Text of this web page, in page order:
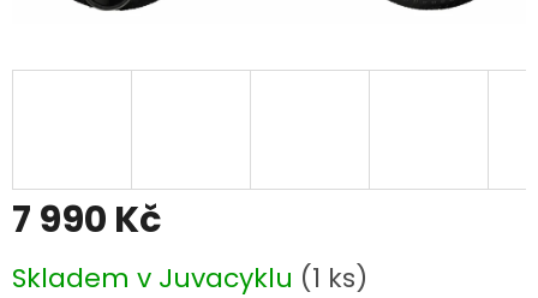
7 990 Kč
cena:
Skladem v Juvacyklu (1 ks)